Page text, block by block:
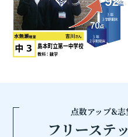
点数アップ&志
フリーステ